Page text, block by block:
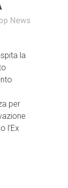
News
la
per
l’Ex